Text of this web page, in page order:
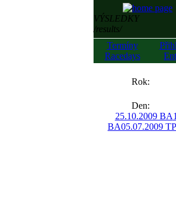
VÝSLEDKY
/results/
Termíny
Racedays
Rok:
Den:
25.10.2009 BA
BA05.07.2009 TP